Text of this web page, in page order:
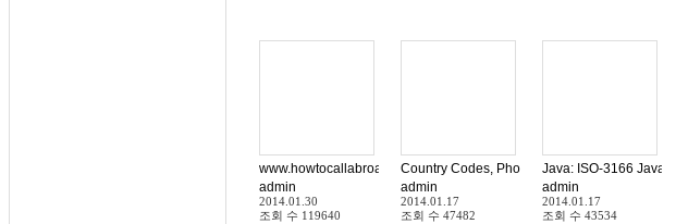
www.howtocallabroad.com How to calling from the United States
admin
2014.01.30
조회 수 119640
Country Codes, Phone Codes, Dialing Codes,
admin
2014.01.17
조회 수 47482
Java: ISO-3166 Java
admin
2014.01.17
조회 수 43534